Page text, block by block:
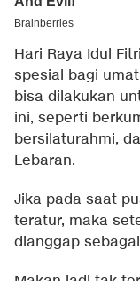
Hari Raya Idul
spesial bagi
bisa dilakukan
ini, seperti
bersilaturahmi,
Lebaran.
Jika pada saat
teratur, maka
dianggap